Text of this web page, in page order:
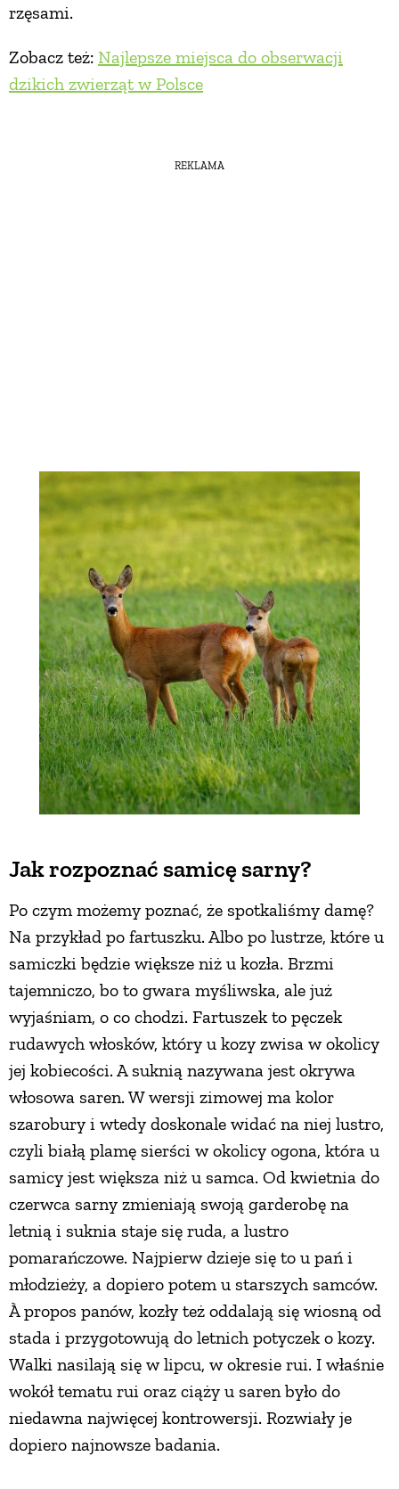
rzęsami.
Zobacz też: Najlepsze miejsca do obserwacji
dzikich zwierząt w Polsce
REKLAMA
Jak rozpoznać samicę sarny?
Po czym możemy poznać, że spotkaliśmy damę?
Na przykład po fartuszku. Albo po lustrze, które u
samiczki będzie większe niż u kozła. Brzmi
tajemniczo, bo to gwara myśliwska, ale już
wyjaśniam, o co chodzi. Fartuszek to pęczek
rudawych włosków, który u kozy zwisa w okolicy
jej kobiecości. A suknią nazywana jest okrywa
włosowa saren. W wersji zimowej ma kolor
szarobury i wtedy doskonale widać na niej lustro,
czyli białą plamę sierści w okolicy ogona, która u
samicy jest większa niż u samca. Od kwietnia do
czerwca sarny zmieniają swoją garderobę na
letnią i suknia staje się ruda, a lustro
pomarańczowe. Najpierw dzieje się to u pań i
młodzieży, a dopiero potem u starszych samców.
À propos panów, kozły też oddalają się wiosną od
stada i przygotowują do letnich potyczek o kozy.
Walki nasilają się w lipcu, w okresie rui. I właśnie
wokół tematu rui oraz ciąży u saren było do
niedawna najwięcej kontrowersji. Rozwiały je
dopiero najnowsze badania.